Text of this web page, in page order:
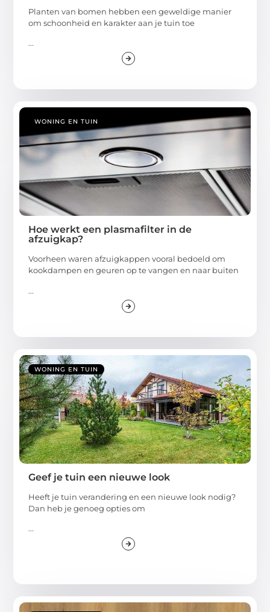
Planten van bomen hebben een geweldige manier
om schoonheid en karakter aan je tuin toe
...
WONING EN TUIN
Hoe werkt een plasmafilter in de
afzuigkap?
Voorheen waren afzuigkappen vooral bedoeld om
kookdampen en geuren op te vangen en naar buiten
...
WONING EN TUIN
Geef je tuin een nieuwe look
Heeft je tuin verandering en een nieuwe look nodig?
Dan heb je genoeg opties om
...